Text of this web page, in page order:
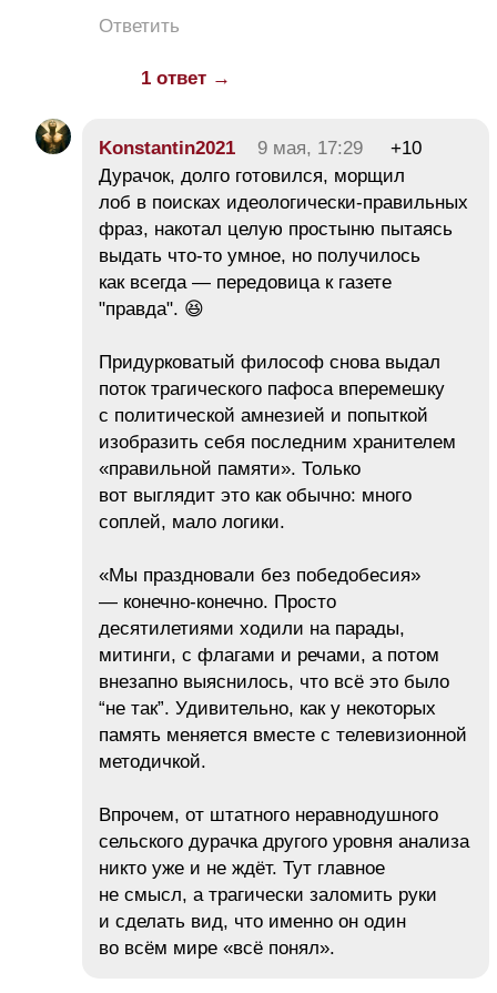
Ответить
1 ответ →
Konstantin2021 9 мая, 17:29
+10
Дурачок, долго готовился, морщил
лоб в поисках идеологически-правильных
фраз, накотал целую простыню пытаясь
выдать что-то умное, но получилось
как всегда — передовица к газете
"правда". 😆
Придурковатый философ снова выдал
поток трагического пафоса вперемешку
с политической амнезией и попыткой
изобразить себя последним хранителем
«правильной памяти». Только
вот выглядит это как обычно: много
соплей, мало логики.
«Мы праздновали без победобесия»
— конечно-конечно. Просто
десятилетиями ходили на парады,
митинги, с флагами и речами, а потом
внезапно выяснилось, что всё это было
“не так”. Удивительно, как у некоторых
память меняется вместе с телевизионной
методичкой.
Впрочем, от штатного неравнодушного
сельского дурачка другого уровня анализа
никто уже и не ждёт. Тут главное
не смысл, а трагически заломить руки
и сделать вид, что именно он один
во всём мире «всё понял».